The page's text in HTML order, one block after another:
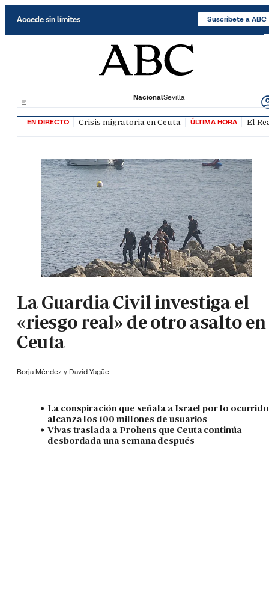
Accede sin límites Suscríbete a ABC
NacionalSevilla
EN DIRECTO Crisis migratoria en Ceuta ÚLTIMA HORA El
La Guardia Civil investiga el
«riesgo real» de otro asalto en
Ceuta
Borja Méndez y David Yagüe
La conspiración que señala a Israel por lo ocurrido
alcanza los 100 millones de usuarios
Vivas traslada a Prohens que Ceuta continúa
desbordada una semana después